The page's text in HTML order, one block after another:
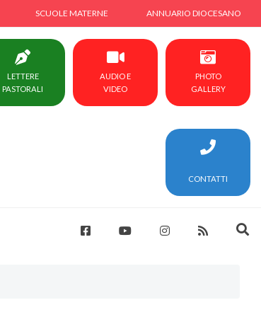
SCUOLE MATERNE ANNUARIO DIOCESANO
LETTERE
PASTORALI
AUDIO E
VIDEO
PHOTO
GALLERY
CONTATTI